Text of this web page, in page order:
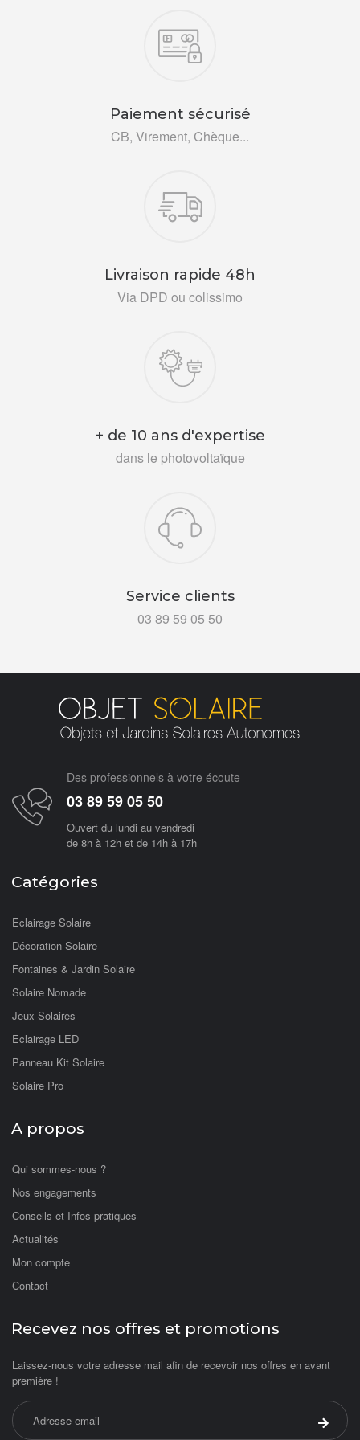
Paiement sécurisé
CB, Virement, Chèque...
Livraison rapide 48h
Via DPD ou colissimo
+ de 10 ans d'expertise
dans le photovoltaïque
Service clients
03 89 59 05 50
Des professionnels à votre écoute
03 89 59 05 50
Ouvert du lundi au vendredi
de 8h à 12h et de 14h à 17h
Catégories
Eclairage Solaire
Décoration Solaire
Fontaines & Jardin Solaire
Solaire Nomade
Jeux Solaires
Eclairage LED
Panneau Kit Solaire
Solaire Pro
A propos
Qui sommes-nous ?
Nos engagements
Conseils et Infos pratiques
Actualités
Mon compte
Contact
Recevez nos offres et promotions
Laissez-nous votre adresse mail afin de recevoir nos offres en avant
première !
Adresse email
Valider